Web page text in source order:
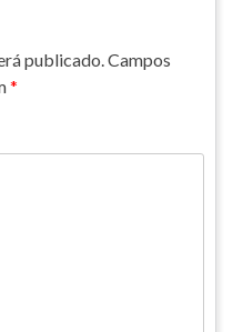
publicado.Campos
*